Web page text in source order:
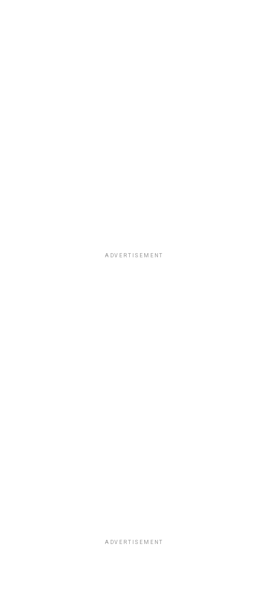
ADVERTISEMENT
ADVERTISEMENT